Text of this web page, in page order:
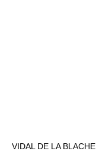
VIDAL DE LA BLACHE,